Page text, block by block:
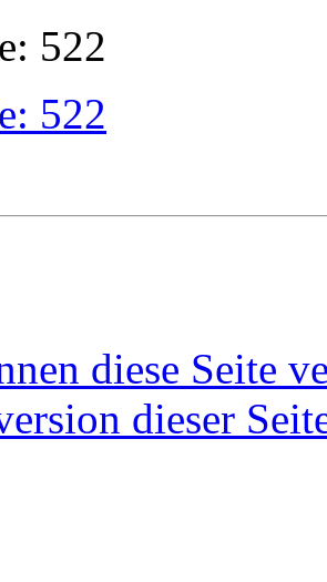
522
522
diese Seite
dieser